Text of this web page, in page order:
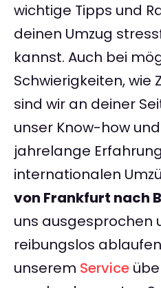
wichtige Tipps und
deinen Umzug
kannst. Auch bei
Schwierigkeiten, wie
sind wir an deiner
unser Know-how
jahrelange
internationalen
von Frankfurt nach
uns ausgesprochen
reibungslos
unserem Service